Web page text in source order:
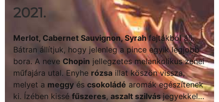
2021.
Merlot, Cabernet Sauvignon, Syrahfajtákból áll.
Bátran állítjuk, hogy jelenleg a pince egyik legjobb
bora. A neve Chopin jellegzetes melankolikus zenei
műfajára utal. Enyhe rózsa illat köszön vissza,
melyet a meggy éscsokoládé aromák egészítenek
ki. Ízében kisséfűszeres,aszalt szilvásjegyekkel…